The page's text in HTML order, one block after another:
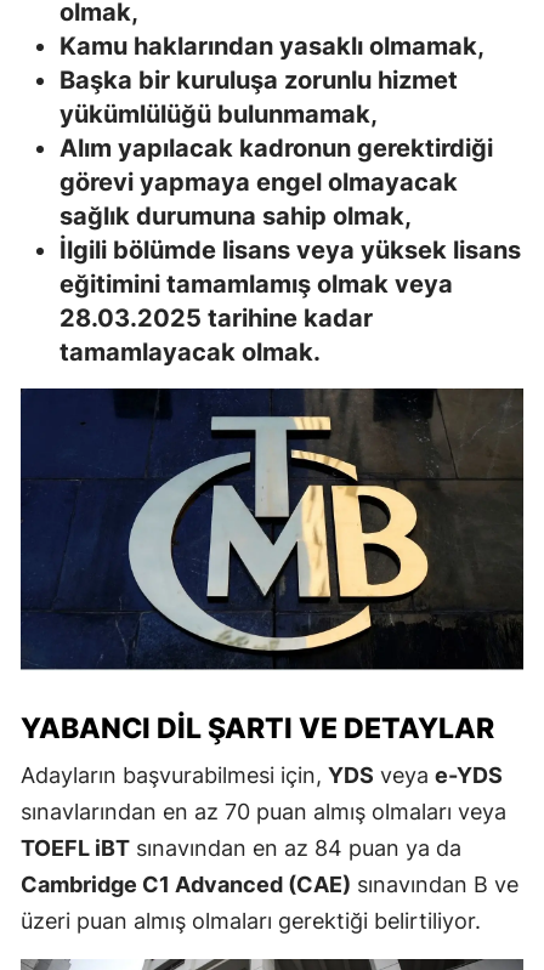
olmak,
Kamu haklarından yasaklı olmamak,
Başka bir kuruluşa zorunlu hizmet
yükümlülüğü bulunmamak,
Alım yapılacak kadronun gerektirdiği
görevi yapmaya engel olmayacak
sağlık durumuna sahip olmak,
İlgili bölümde lisans veya yüksek lisans
eğitimini tamamlamış olmak veya
28.03.2025 tarihine kadar
tamamlayacak olmak.
YABANCI DIL ŞARTI VE DETAYLAR
Adayların başvurabilmesi için, YDS veya e-YDS
sınavlarından en az 70 puan almış olmaları veya
TOEFL iBT sınavından en az 84 puan ya da
Cambridge C1 Advanced (CAE) sınavından B ve
üzeri puan almış olmaları gerektiği belirtiliyor.